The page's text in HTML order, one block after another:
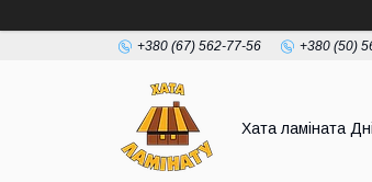
+380 (67) 562-77-56 +380 (50)
Хата ламіната